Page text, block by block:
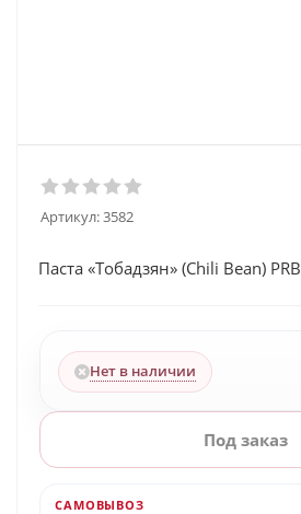
Артикул:3582
Паста «Тобадзян» (Chili Bean) PRB
Нет в наличии
Под заказ
САМОВЫВОЗ